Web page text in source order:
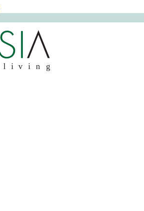
o m e & l i v i n g